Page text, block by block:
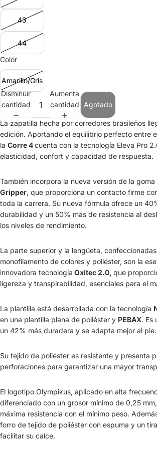
43
44
Color
Amarillo/Gris
Disminuir
cantidad
Aumentar
cantidad
Agotado
La zapatilla hecha por corredores brasileños
edición. Aportando el equilibrio perfecto entre
la Corre 4cuenta con la tecnología Eleva Pro
elasticidad, confort y capacidad de respuesta.
También incorpora la nueva versión de la
Gripper, que proporciona un contacto firme
toda la carrera. Su nueva fórmula ofrece un
durabilidad y un 50% más de resistencia al
los niveles de rendimiento.
La parte superior y la lengüeta,
monofilamento de colores y poliéster, son la
innovadora tecnología Oxitec 2.0, que
ligereza y transpirabilidad, esenciales para el
La plantilla está desarrollada con la tecnología
en una plantilla plana de poliéster y PEBAX. Es
un 42% más duradera y se adapta mejor al pie.
Su tejido de poliéster es resistente y presenta
perforaciones para garantizar una mayor
El logotipo Olympikus, aplicado en alta
diferenciado con un grosor mínimo de 0,25
máxima resistencia con el mínimo peso.
forro de tejido de poliéster con espuma y un
facilitar su calce.